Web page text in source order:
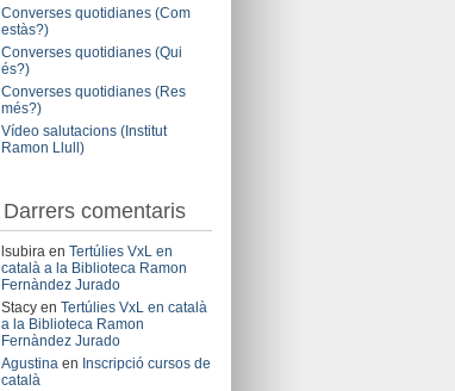
Converses quotidianes (Com
estàs?)
Converses quotidianes (Qui
és?)
Converses quotidianes (Res
més?)
Vídeo salutacions (Institut
Ramon Llull)
Darrers comentaris
lsubiraen Tertúlies VxL en
català a la Biblioteca Ramon
Fernàndez Jurado
Stacyen Tertúlies VxL en català
a la Biblioteca Ramon
Fernàndez Jurado
Agustinaen Inscripció cursos de
català